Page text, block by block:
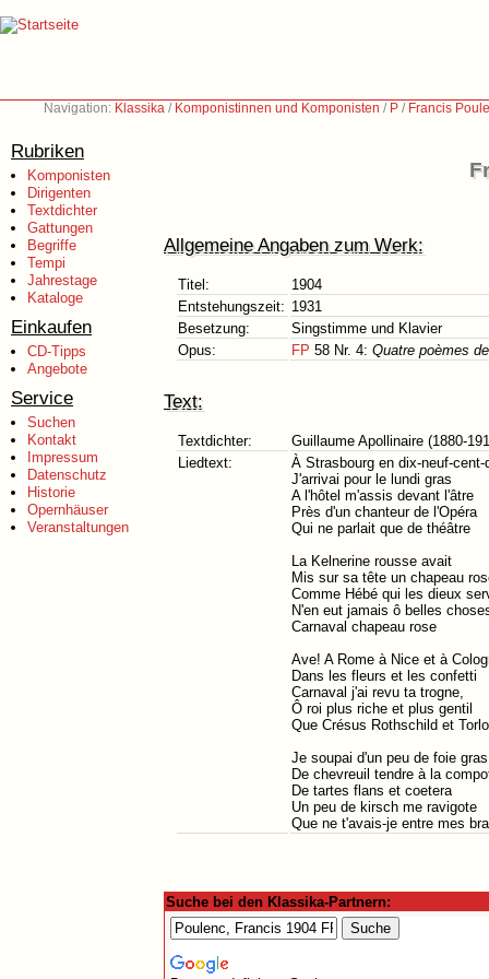
Navigation: Klassika / Komponistinnen und Komponisten / P / Francis
Rubriken
Komponisten
Dirigenten
Textdichter
Gattungen
Begriffe
Tempi
Jahrestage
Kataloge
Einkaufen
CD-Tipps
Angebote
Service
Suchen
Kontakt
Impressum
Datenschutz
Historie
Opernhäuser
Veranstaltungen
Allgemeine Angaben zum Werk:
Titel:
1904
Entstehungszeit: 1931
Besetzung:
Singstimme und Klavier
Opus:
FP 58 Nr. 4: Quatre poèmes
Text:
Textdichter:
Guillaume Apollinaire (1880-
Liedtext:
À Strasbourg en dix-neuf-cent-
J'arrivai pour le lundi gras
A l'hôtel m'assis devant l'âtre
Près d'un chanteur de l'Opéra
Qui ne parlait que de théâtre
La Kelnerine rousse avait
Mis sur sa tête un chapeau
Comme Hébé qui les dieux
N'en eut jamais ô belles
Carnaval chapeau rose
Ave! A Rome à Nice et à
Dans les fleurs et les confetti
Carnaval j'ai revu ta trogne,
Ô roi plus riche et plus gentil
Que Crésus Rothschild et
Je soupai d'un peu de foie gras
De chevreuil tendre à la
De tartes flans et coetera
Un peu de kirsch me ravigote
Que ne t'avais-je entre mes
Suche bei den Klassika-Partnern: